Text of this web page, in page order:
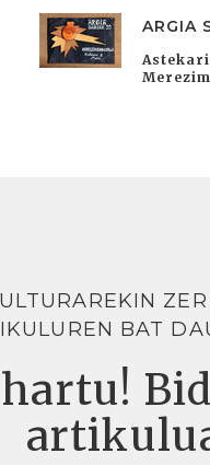
ARGIA
BAT